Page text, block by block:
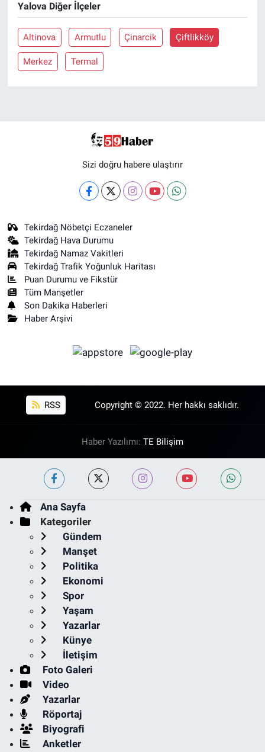
Yalova Diğer İlçeler
Altinova Armutlu Çinarcik Çiftlikköy
Merkez Termal
Sizi doğru habere ulaştırır
Tekirdağ Nöbetçi Eczaneler
Tekirdağ Hava Durumu
Tekirdağ Namaz Vakitleri
Tekirdağ Trafik Yoğunluk Haritası
Puan Durumu ve Fikstür
Tüm Manşetler
Son Dakika Haberleri
Haber Arşivi
RSS Copyright © 2022. Her hakkı saklıdır.
Haber Yazılımı: TE Bilişim
Ana Sayfa
Kategoriler
Gündem
Manşet
Politika
Ekonomi
Spor
Yaşam
Yazarlar
Künye
İletişim
Foto Galeri
Video
Yazarlar
Röportaj
Biyografi
Anketler